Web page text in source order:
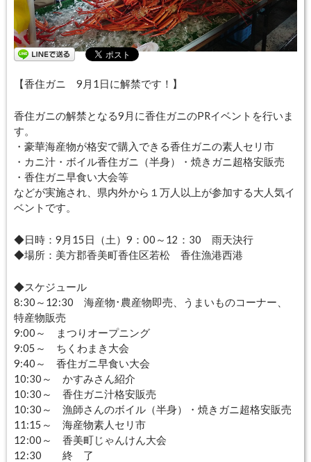
開催日：
2018年09月15日〜2018年09月15日終了しました
【香住ガニ 9月1日に解禁です！】
香住ガニの解禁となる9月に香住ガニのPRイベントを行いま
す。
・豪華海産物が格安で購入できる香住ガニの素人セリ市
・カニ汁・ボイル香住ガニ（半身）・焼きガニ超格安販売
・香住ガニ早食い大会等
などが実施され、県内外から１万人以上が参加する大人気イ
ベントです。
◆日時：9月15日（土）9：00～12：30 雨天決行
◆場所：美方郡香美町香住区若松 香住漁港西港
◆スケジュール
8:30～12:30 海産物･農産物即売、うまいものコーナー、
特産物販売
9:00～ まつりオープニング
9:05～ ちくわまき大会
9:40～ 香住ガニ早食い大会
10:30～ かすみさん紹介
10:30～ 香住ガニ汁格安販売
10:30～ 漁師さんのボイル（半身）・焼きガニ超格安販売
11:15～ 海産物素人セリ市
12:00～ 香美町じゃんけん大会
12:30 終 了